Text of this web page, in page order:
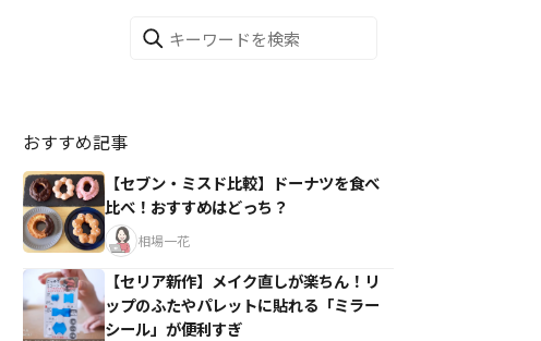
おすすめ記事
【セブン・ミスド比較】ドーナツを食べ
比べ！おすすめはどっち？
相場一花
【セリア新作】メイク直しが楽ちん！リ
ップのふたやパレットに貼れる「ミラー
シール」が便利すぎ